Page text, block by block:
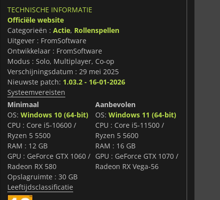
gebruikt magie om het slagveld van een afstand te
zijn gespecialiseerd in stealth, hybride gevechten of
elke klasse anders aanvoelt en essentieel is in een
suggestie is de sleutel tot overleven. De vaardigheden
aan en als je hun interacties onder de knie hebt,
gevechten veranderen in momenten van triomf.
zich aanpassen aan veranderende
combineren om enorme eindbazen en
te overwinnen.
evoluerende uitdagingen en rijke personagevariatie
spannende en zeer herspeelbare ervaring in een
strategie en teamwork op de proef stelt en
bevat die wachten om ontdekt te worden.
TECHNISCHE INFORMATIE
Officiële website
Categorieën : Actie, Rollenspellen
Uitgever : FromSoftware
Ontwikkelaar : FromSoftware
Modus : Solo, Multiplayer, Co-op
Verschijningsdatum : 29 mei 2025
Nieuwste patch: 1.03.2 - 16-01-2026
Systeemvereisten
Minimaal
OS: Windows 10 (64-bit)
CPU : Core i5-10600 /
Ryzen 5 5500
RAM : 12 GB
GPU : GeForce GTX 1060 /
Radeon RX 580
Opslagruimte : 30 GB
Aanbevolen
OS:Windows 11 (64-bit)
CPU : Core i5-11500 /
Ryzen 5 5600
RAM : 16 GB
GPU : GeForce GTX 1070 /
Radeon RX Vega-56
Leeftijdsclassificatie